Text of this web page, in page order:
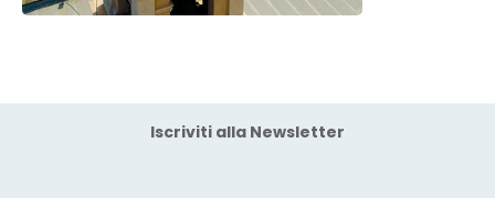
Iscriviti alla Newsletter